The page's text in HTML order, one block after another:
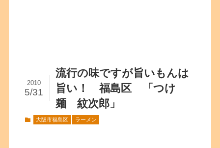
流行の味ですが旨いもんは
旨い！ 福島区 「つけ
麺 紋次郎」
2010
5/31
大阪市福島区 ラーメン